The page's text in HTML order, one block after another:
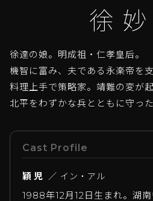
徐
徐達の娘。明成祖・仁孝皇后。
機智に富み、夫である永楽帝を支
料理上手で策略家。靖難の変が
北平をわずかな兵とともに守った
Cast Profile
穎児 ／ イン・アル
1988年12月12日生まれ。湖南